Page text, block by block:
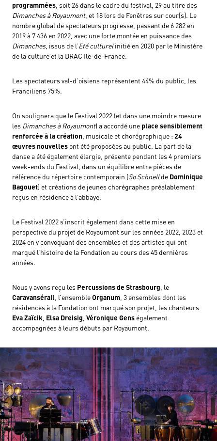
programmées , soit 26 dans le cadre du festival, 29 au titre des
Dimanches à Royaumont, et 18 lors de Fenêtres sur cour[s]. Le
nombre global de spectateurs progresse, passant de 6 282 en
2019 à 7 436 en 2022, avec une forte montée en puissance des
Dimanches, issus de l’Eté culturelinitié en 2020 par le Ministère
de la culture et la DRAC Ile-de-France.
Les spectateurs val-d’oisiens représentent 44% du public, les
Franciliens 75%.
On soulignera que le Festival 2022 (et dans une moindre mesure
les Dimanches à Royaumont) a accordé une place sensiblement
renforcée à la création , musicale et chorégraphique : 24
œuvres nouvelles ont été proposées au public. La part de la
danse a été également élargie, présente pendant les 4 premiers
week-ends du Festival, dans un équilibre entre pièces de
référence du répertoire contemporain (So Schnellde Dominique
Bagouet) et créations de jeunes chorégraphes préalablement
reçus en résidence à l’abbaye.
Le Festival 2022 s’inscrit également dans cette mise en
perspective du projet de Royaumont sur les années 2022, 2023 et
2024 en y convoquant des ensembles et des artistes qui ont
marqué l’histoire de la Fondation au cours des 45 dernières
années.
Nous y avons reçu les Percussions de Strasbourg , le
Caravansérail , l’ensembleOrganum , 3 ensembles dont les
résidences à la Fondation ont marqué son projet, les chanteurs
Eva Zaïcik Elsa Dreisig Véronique Gens également
accompagnées à leurs débuts par Royaumont.